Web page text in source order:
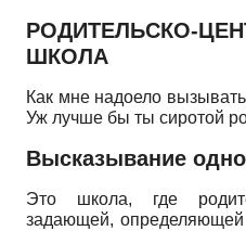
РОДИТЕЛЬСКО-
ШКОЛА
Как мне надоело
Уж лучше бы ты сиротой
Высказывание
Это школа, где
задающей,